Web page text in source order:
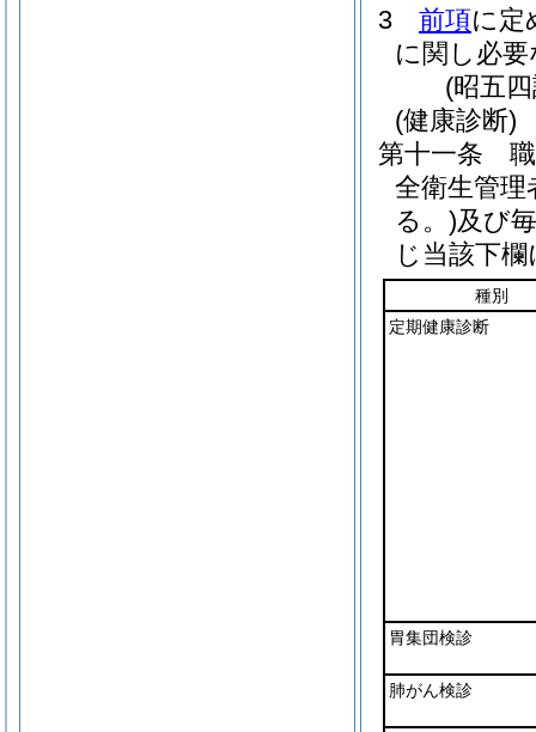
3
前項に定
に関し必
(昭五
(健康診断)
第十一条
全衛生管
る。)及び
じ当該下
種別
定期健康診断
胃集団検診
肺がん検診